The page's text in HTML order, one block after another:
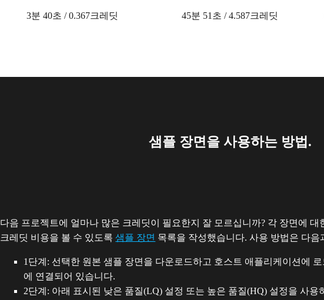
3분 40초 / 0.367크레딧 45분 51초 / 4.587크레딧
샘플 장면을 사용하는 방법.
다음 프로젝트에 얼마나 많은 크레딧이 필요한지 잘 모르십니까? 각 장면에
크레딧 비용을 볼 수 있도록샘플 장면 목록을 작성했습니다. 사용 방법은 다음
1단계: 선택한 원본 샘플 장면을 다운로드하고 호스트 애플리케이션에
에 연결되어 있습니다.
2단계: 아래 표시된 낮은 품질(LQ) 설정 또는 높은 품질(HQ) 설정을 사용